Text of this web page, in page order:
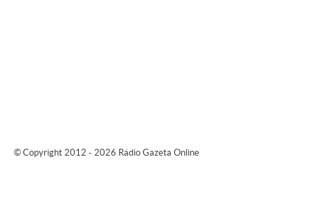
© Copyright 2012 - 2026 Rádio Gazeta Online